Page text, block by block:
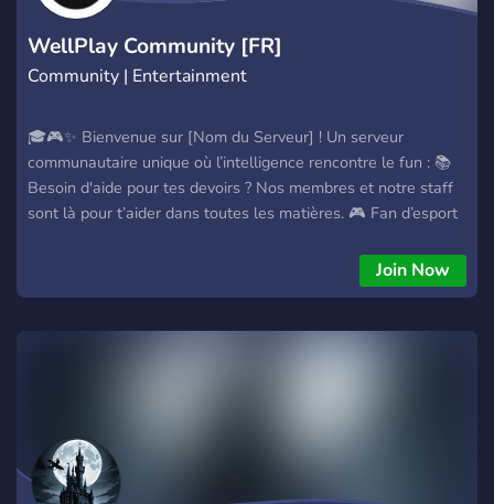
WellPlay Community [FR]
Community | Entertainment
🎓🎮✨ Bienvenue sur [Nom du Serveur] ! Un serveur
communautaire unique où l’intelligence rencontre le fun : 📚
Besoin d'aide pour tes devoirs ? Nos membres et notre staff
sont là pour t’aider dans toutes les matières. 🎮 Fan d’esport
skill ! 🌟 Artiste, chanteur, humoriste ? Viens briller lors de
notre événement phare : Everyone Got Talent ! 🎉
Join Now